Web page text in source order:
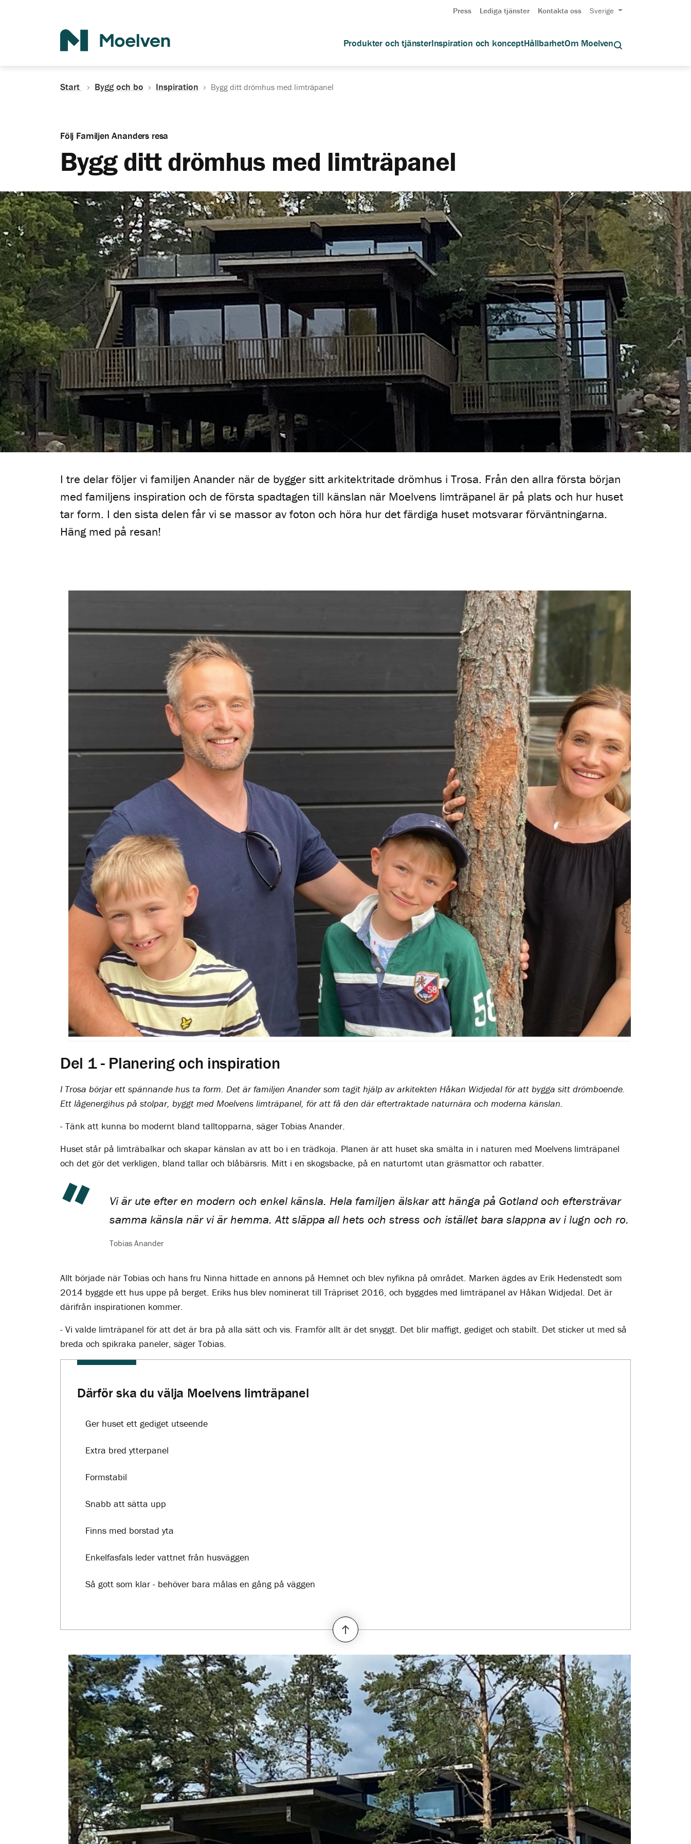
Press Lediga tjänster Kontakta oss Sverige
Produkter och tjänsterInspiration och konceptHållbarhetOm Moelven
Start Bygg och bo Inspiration Bygg ditt drömhus med limträpanel
Följ Familjen Ananders resa
Bygg ditt drömhus med limträpanel
I tre delar följer vi familjen Anander när de bygger sitt arkitektritade drömhus i Trosa. Från den allra första början
med familjens inspiration och de första spadtagen till känslan när Moelvens limträpanel är på plats och hur huset
tar form. I den sista delen får vi se massor av foton och höra hur det färdiga huset motsvarar förväntningarna.
Häng med på resan!
Del 1 - Planering och inspiration
I Trosa börjar ett spännande hus ta form. Det är familjen Anander som tagit hjälp av arkitekten Håkan Widjedal för att bygga sitt drömboende.
Ett lågenergihus på stolpar, byggt med Moelvens limträpanel, för att få den där eftertraktade naturnära och moderna känslan.
- Tänk att kunna bo modernt bland talltopparna, säger Tobias Anander.
Huset står på limträbalkar och skapar känslan av att bo i en trädkoja. Planen är att huset ska smälta in i naturen med Moelvens limträpanel
och det gör det verkligen, bland tallar och blåbärsris. Mitt i en skogsbacke, på en naturtomt utan gräsmattor och rabatter.
Vi är ute efter en modern och enkel känsla. Hela familjen älskar att hänga på Gotland och eftersträvar
samma känsla när vi är hemma. Att släppa all hets och stress och istället bara slappna av i lugn och ro.
Tobias Anander
Allt började när Tobias och hans fru Ninna hittade en annons på Hemnet och blev nyfikna på området. Marken ägdes av Erik Hedenstedt som
2014 byggde ett hus uppe på berget. Eriks hus blev nominerat till Träpriset 2016, och byggdes med limträpanel av Håkan Widjedal. Det är
därifrån inspirationen kommer.
- Vi valde limträpanel för att det är bra på alla sätt och vis. Framför allt är det snyggt. Det blir maffigt, gediget och stabilt. Det sticker ut med så
breda och spikraka paneler, säger Tobias.
Därför ska du välja Moelvens limträpanel
Ger huset ett gediget utseende
Extra bred ytterpanel
Formstabil
Snabb att sätta upp
Finns med borstad yta
Enkelfasfals leder vattnet från husväggen
Så gott som klar - behöver bara målas en gång på väggen